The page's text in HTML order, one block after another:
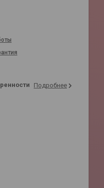
Подробнее